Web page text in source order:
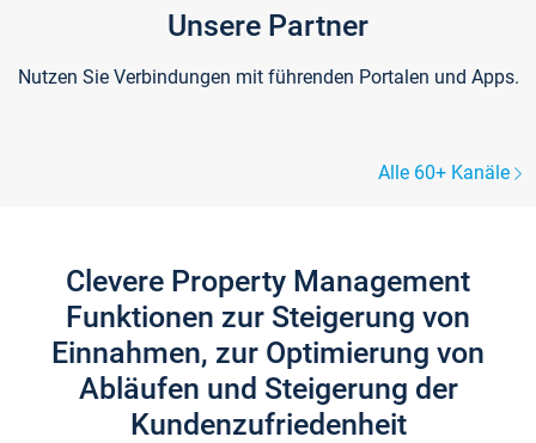
Unsere Partner
Nutzen Sie Verbindungen mit führenden Portalen und Apps.
Alle 60+ Kanäle
Clevere Property Management
Funktionen zur Steigerung von
Einnahmen, zur Optimierung von
Abläufen und Steigerung der
Kundenzufriedenheit